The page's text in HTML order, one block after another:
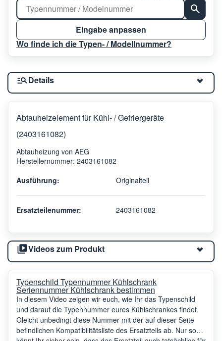
Eingabe anpassen
Wo finde ich die Typen- / Modellnummer?
Details
Abtauheizelement für Kühl- / Gefriergeräte
(2403161082)
Abtauheizung von AEG
Herstellernummer: 2403161082
Ausführung:
Originalteil
Ersatzteilenummer: 2403161082
Videos zum Produkt
Typenschild Typennummer Kühlschrank
Seriennummer Kühlschrank bestimmen
In diesem Video zeigen wir euch, wie Ihr das Typenschild
und darauf die Typennummer eures Kühlschrankes findet.
Gleicht unbedingt diese Nummer mit der auf dieser Seite
befindlichen Kompatibilitätsliste des Ersatzteils ab. Nur so